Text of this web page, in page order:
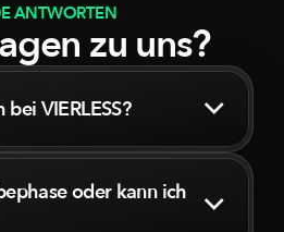
ANTWORTEN
zu uns?
VIERLESS?
oder kann ich